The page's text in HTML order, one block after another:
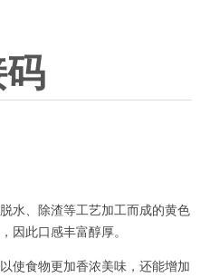
、除渣等工艺加工而成的黄色
因此口感丰富醇厚。
食物更加香浓美味，还能增加